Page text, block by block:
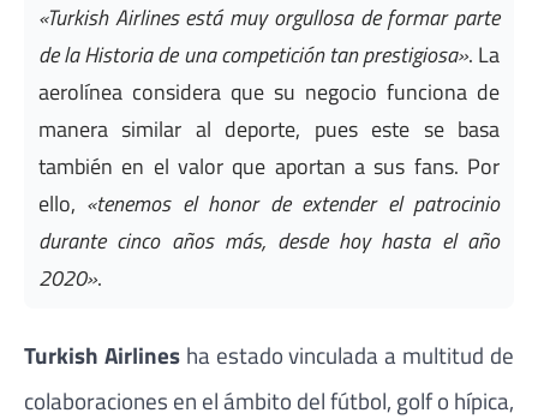
«Turkish Airlines está muy orgullosa de formar parte
de la Historia de una competición tan prestigiosa». La
aerolínea considera que su negocio funciona de
manera similar al deporte, pues este se basa
también en el valor que aportan a sus fans. Por
ello, «tenemos el honor de extender el patrocinio
durante cinco años más, desde hoy hasta el año
2020».
Turkish Airlinesha estado vinculada a multitud de
colaboraciones en el ámbito del fútbol, golf o hípica,